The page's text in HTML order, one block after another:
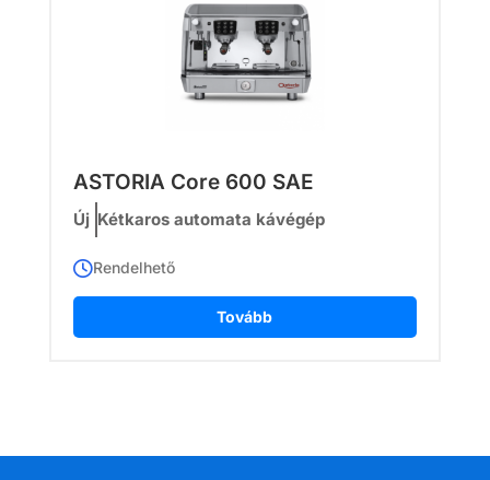
ASTORIA Core 600 SAE
Új Kétkaros automata kávégép
Tovább
Rendelhető